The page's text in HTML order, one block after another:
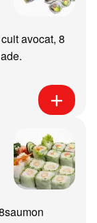
avocat, 8